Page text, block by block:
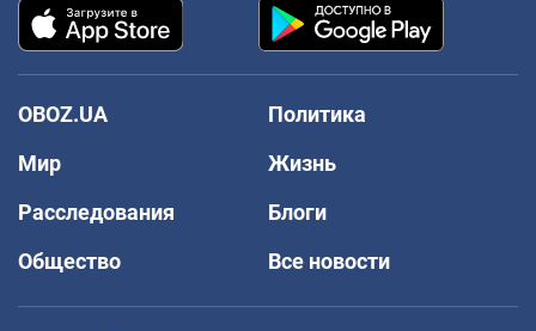
OBOZ.UA
Политика
Мир
Жизнь
Расследования
Блоги
Общество
Все новости